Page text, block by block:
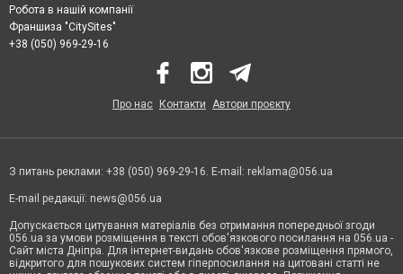
Робота в нашій компанії
Франшиза "CitySites"
+38 (050) 969-29-16
Про нас Контакти Автори проєкту
З питань реклами: +38 (050) 969-29-16. E-mail: reklama@056.ua
E-mail редакції: news@056.ua
Допускається цитування матеріалів без отримання попередньої згоди
056.ua за умови розміщення в тексті обов'язкового посилання на 056.ua -
Сайт міста Дніпра. Для інтернет-видань обов'язкове розміщення прямого,
відкритого для пошукових систем гіперпосилання на цитовані статті не